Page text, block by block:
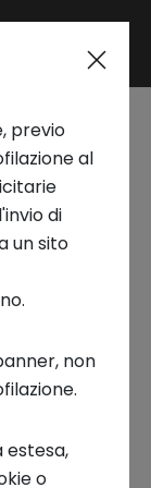
Area riservata
|
Joule,ci
una
previo
al
di
un sito
non
estesa,
o